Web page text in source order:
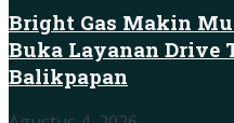
Bright Gas Makin
Buka Layanan Drive
Balikpapan